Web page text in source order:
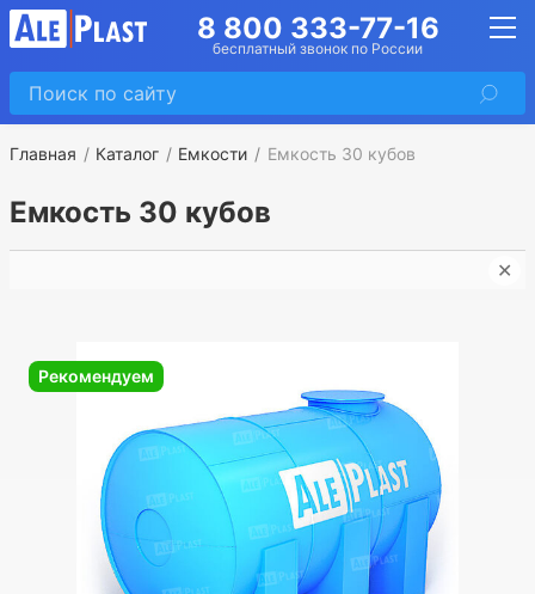
8 800 333-77-16
бесплатный звонок по России
Главная Каталог Емкости Емкость 30 кубов
Емкость 30 кубов
✕
Рекомендуем